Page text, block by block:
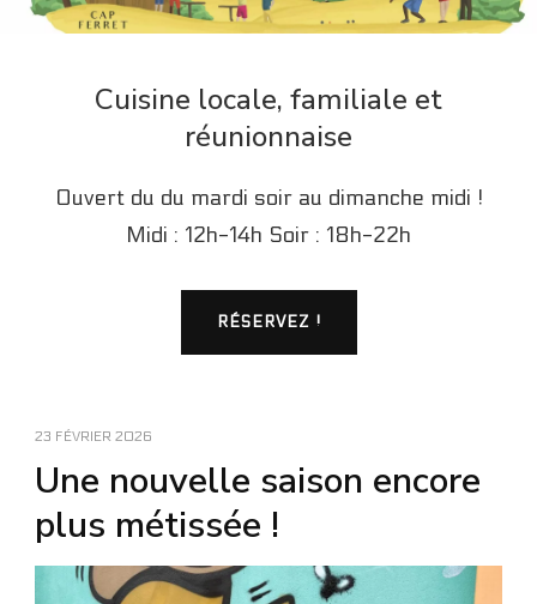
Cuisine locale, familiale et
réunionnaise
Ouvert du du mardi soir au dimanche midi !
Midi : 12h-14h Soir : 18h-22h
RÉSERVEZ !
23 FÉVRIER 2026
Une nouvelle saison encore
plus métissée !